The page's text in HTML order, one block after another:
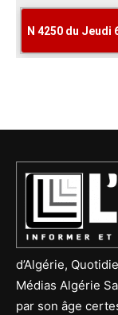
d’Algérie,
Médias Algérie
par son âge